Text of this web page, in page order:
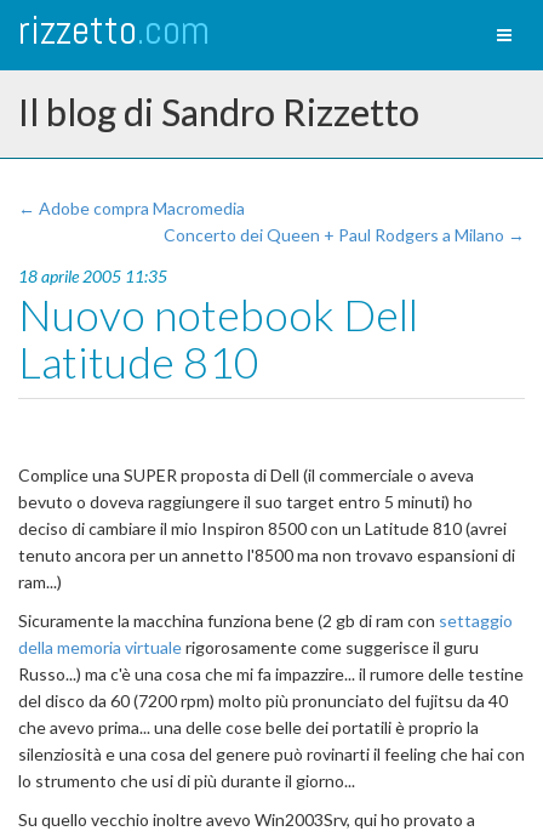
rizzetto.com
Il blog di Sandro Rizzetto
← Adobe compra Macromedia
Concerto dei Queen + Paul Rodgers a Milano →
18 aprile 2005 11:35
Nuovo notebook Dell
Latitude 810
Complice una SUPER proposta di Dell (il commerciale o aveva
bevuto o doveva raggiungere il suo target entro 5 minuti) ho
deciso di cambiare il mio Inspiron 8500 con un Latitude 810 (avrei
tenuto ancora per un annetto l'8500 ma non trovavo espansioni di
ram...)
Sicuramente la macchina funziona bene (2 gb di ram con settaggio
della memoria virtualerigorosamente come suggerisce il guru
Russo...) ma c'è una cosa che mi fa impazzire... il rumore delle testine
del disco da 60 (7200 rpm) molto più pronunciato del fujitsu da 40
che avevo prima... una delle cose belle dei portatili è proprio la
silenziosità e una cosa del genere può rovinarti il feeling che hai con
lo strumento che usi di più durante il giorno...
Su quello vecchio inoltre avevo Win2003Srv, qui ho provato a